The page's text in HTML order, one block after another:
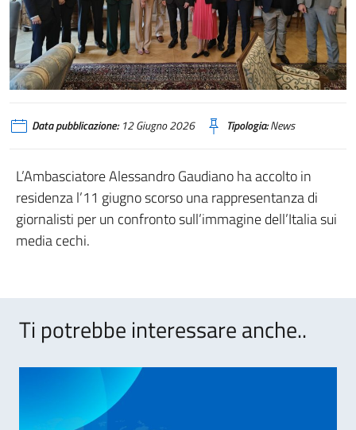
Data pubblicazione:12 Giugno 2026 Tipologia:News
L’Ambasciatore Alessandro Gaudiano ha accolto in
residenza l’11 giugno scorso una rappresentanza di
giornalisti per un confronto sull’immagine dell’Italia sui
media cechi.
Ti potrebbe interessare anche..